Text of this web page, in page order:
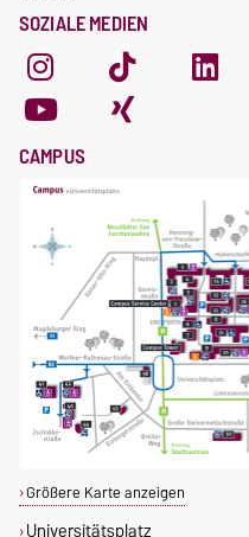
SOZIALE MEDIEN
CAMPUS
Größere Karte anzeigen
Universitätsplatz